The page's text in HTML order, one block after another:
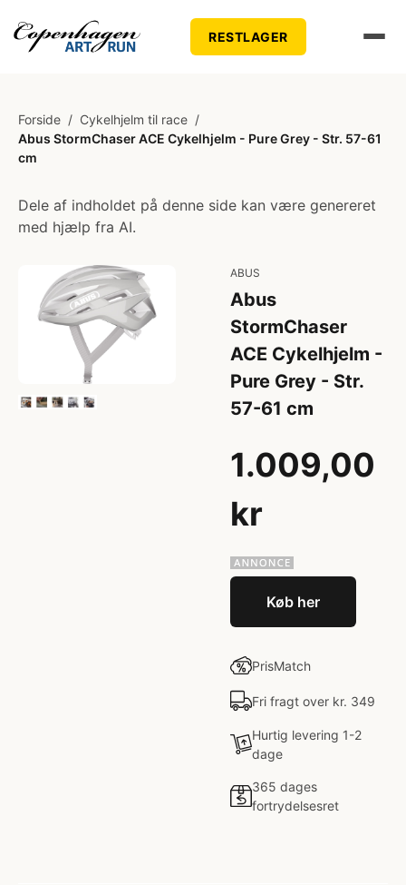
RESTLAGER
Forside / Cykelhjelm til race /
Abus StormChaser ACE Cykelhjelm - Pure Grey - Str. 57-61
cm
Dele af indholdet på denne side kan være genereret
med hjælp fra AI.
ABUS
Abus
StormChaser
ACE Cykelhjelm -
Pure Grey - Str.
57-61 cm
1.009,00
kr
Køb her
PrisMatch
Fri fragt over kr. 349
Hurtig levering 1-2
dage
365 dages
fortrydelsesret